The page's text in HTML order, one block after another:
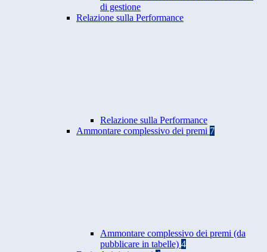
di gestione
Relazione sulla Performance
Relazione sulla Performance
Ammontare complessivo dei premi 7
Ammontare complessivo dei premi (da
pubblicare in tabelle) 4